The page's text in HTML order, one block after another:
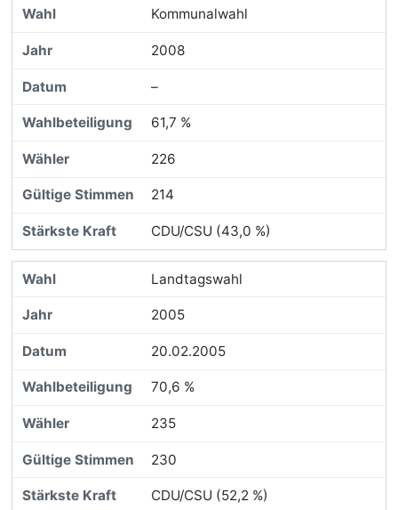
Kommunalwahl
2008
–
61,7 %
226
214
CDU/CSU (43,0 %)
Landtagswahl
2005
20.02.2005
70,6 %
235
230
CDU/CSU (52,2 %)